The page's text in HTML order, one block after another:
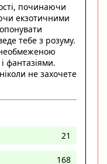
починаючи
екзотичними
тебе з розуму.
фантазіями.
не захочете
21
168